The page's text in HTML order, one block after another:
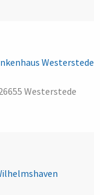
Westerstede
Westerstede